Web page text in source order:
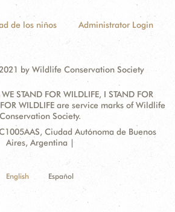
de los niños Administrator Login
by Wildlife Conservation Society
STAND FOR WILDLIFE, I STAND FOR
WILDLIFE are service marks of Wildlife
Conservation Society.
Ciudad Autónoma de Buenos
Aires, Argentina |
English Español